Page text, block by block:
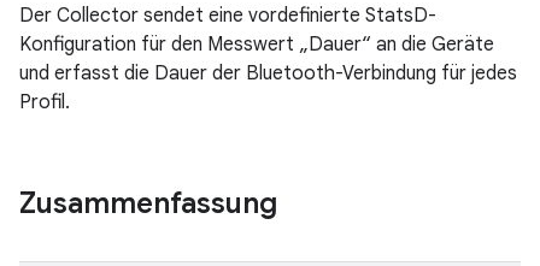
Der Collector sendet eine vordefinierte StatsD-
Konfiguration für den Messwert „Dauer“ an die Geräte
und erfasst die Dauer der Bluetooth-Verbindung für jedes
Profil.
Zusammenfassung